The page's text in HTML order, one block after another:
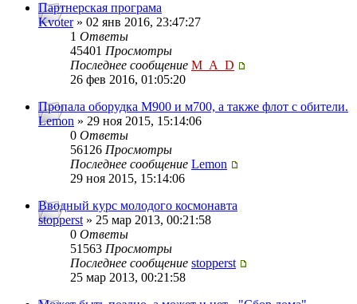
Партнерская програма
Kvoter» 02 янв 2016, 23:47:27
1 Ответы
45401 Просмотры
Последнее сообщение M_A_D
26 фев 2016, 01:05:20
Пропала оборудка М900 и м700, а также флот с обители.
Lemon » 29 ноя 2015, 15:14:06
0 Ответы
56126 Просмотры
Последнее сообщение Lemon
29 ноя 2015, 15:14:06
Вводный курс молодого космонавта
stopperst » 25 мар 2013, 00:21:58
0 Ответы
51563 Просмотры
Последнее сообщение stopperst
25 мар 2013, 00:21:58